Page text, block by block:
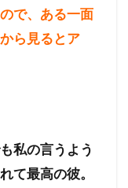
で、ある一面
ら見るとア
私の言うよう
て最高の彼。